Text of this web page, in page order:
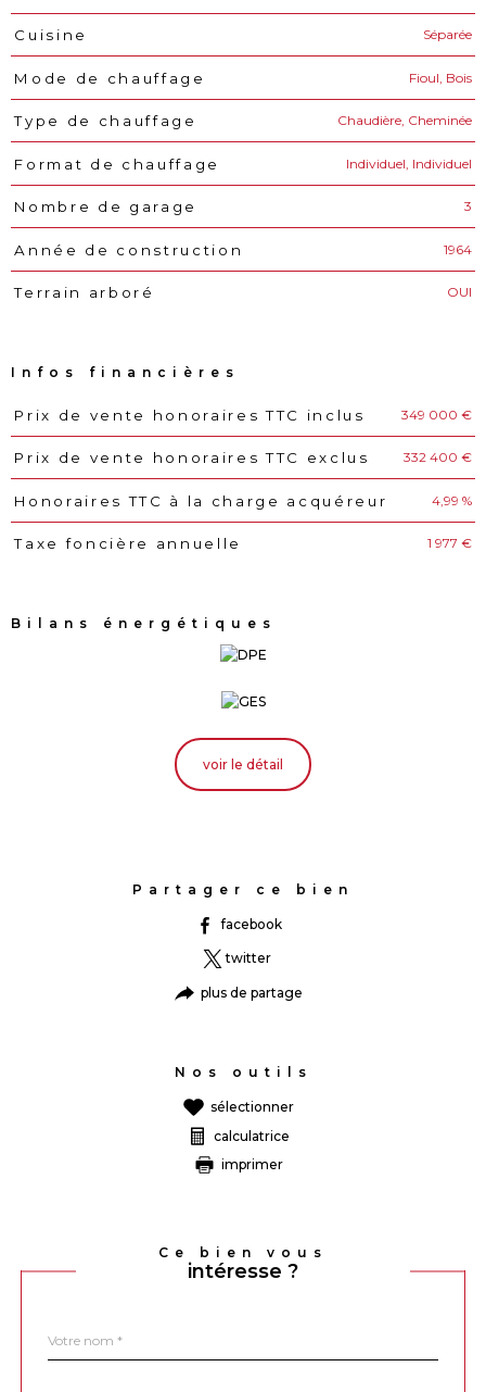
Cuisine Séparée
Mode de chauffage Fioul, Bois
Type de chauffage Chaudière, Cheminée
Format de chauffage Individuel, Individuel
Nombre de garage 3
Année de construction 1964
Terrain arboré OUI
Infos financières
Caractéristiques Valeurs
Prix de vente honoraires TTC inclus 349 000 €
Prix de vente honoraires TTC exclus 332 400 €
Honoraires TTC à la charge acquéreur 4,99 %
Taxe foncière annuelle 1 977 €
Bilans énergétiques
voir le détail
Partager ce bien
facebook
twitter
plus de partage
Nos outils
sélectionner
calculatrice
imprimer
Ce bien vous
intéresse ?
par
*